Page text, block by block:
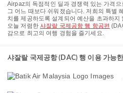
Airpaz의 독점적인 딜과 경쟁력 있는 가격으
그 어느 때보다 쉬워졌습니다. 저희의 특별
치를 제공하도록 설계되어 예산을 초과하
오늘 저렴한 샤잘랄 국제공항 행 항공편
감으로 최고의 여행 경험을 즐기세요.
샤잘랄 국제공항 (DAC) 행 이용 가능